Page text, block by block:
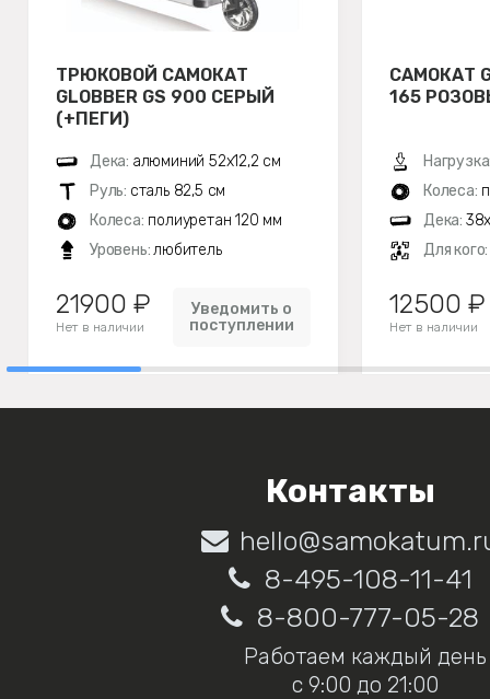
ТРЮКОВОЙ САМОКАТ
GLOBBER GS 900 СЕРЫЙ
(+ПЕГИ)
Дека: алюминий 52х12,2 см
Руль: сталь 82,5 см
Колеса: полиуретан 120 мм
Уровень:любитель
21900 ₽
Нет в наличии
Уведомить о
поступлении
САМОКАТ
165
Колеса:
Дека:
Для кого:
12500 ₽
Нет в наличии
Контакты
8-495-108-11-41
8-800-777-05-28
Работаем каждый день
с 9:00 до 21:00